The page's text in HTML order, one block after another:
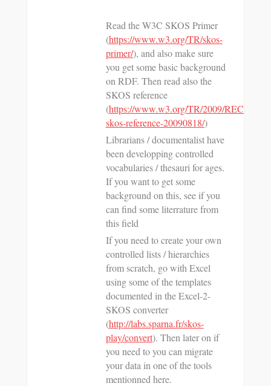
Read the W3C SKOS Primer
(https://www.w3.org/TR/skos-
primer/), and also make sure
you get some basic background
on RDF. Then read also the
SKOS reference
(https://www.w3.org/TR/2009/REC-
skos-reference-20090818/)
Librarians / documentalist have
been developping controlled
vocabularies / thesauri for ages.
If you want to get some
background on this, see if you
can find some literrature from
this field
If you need to create your own
controlled lists / hierarchies
from scratch, go with Excel
using some of the templates
documented in the Excel-2-
SKOS converter
(http://labs.sparna.fr/skos-
play/convert). Then later on if
you need to you can migrate
your data in one of the tools
mentionned here.